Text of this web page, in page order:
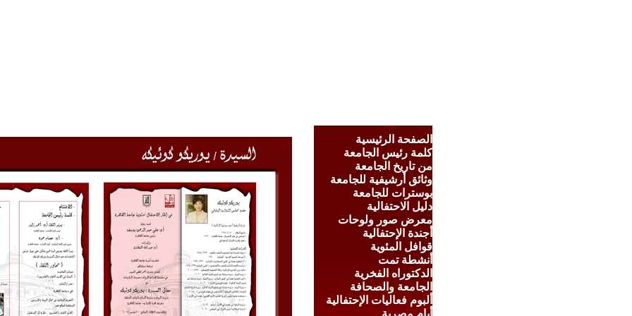
الصفحة الرئيسية
كلمة رئيس الجامعة
من تاريخ الجامعة
وثائق أرشيفية للجامعة
بوسترات للجامعة
دليل الاحتفالية
معرض صور ولوحات
أجندة الإحتفالية
قوافل المئوية
أنشطة تمت
الدكتوراه الفخرية
الجامعة والصحافة
ألبوم فعاليات الإحتفالية
أيام مصرية